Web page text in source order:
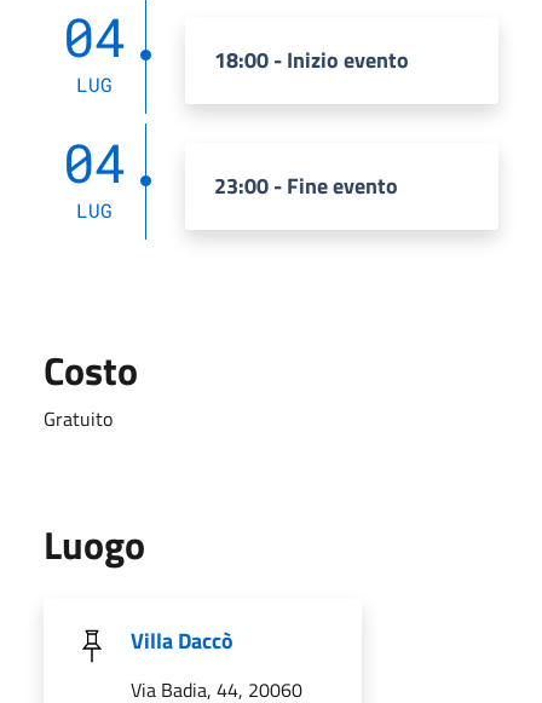
04
LUG
18:00 - Inizio evento
04
LUG
23:00 - Fine evento
Costo
Gratuito
Luogo
Villa Daccò
Via Badia, 44, 20060